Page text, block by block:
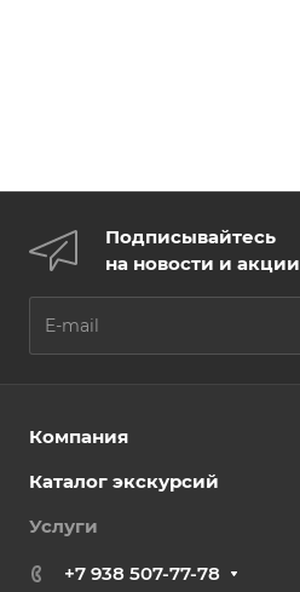
Подписывайтесь
на новости и акции
Компания
Каталог экскурсий
Услуги
+7 938 507-77-78